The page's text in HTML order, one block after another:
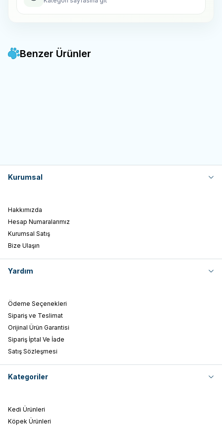
Benzer Ürünler
Kurumsal
Hakkımızda
Hesap Numaralarımız
Kurumsal Satış
Bize Ulaşın
Yardım
Ödeme Seçenekleri
Sipariş ve Teslimat
Orijinal Ürün Garantisi
Sipariş İptal Ve İade
Satış Sözleşmesi
Kategoriler
Kedi Ürünleri
Köpek Ürünleri